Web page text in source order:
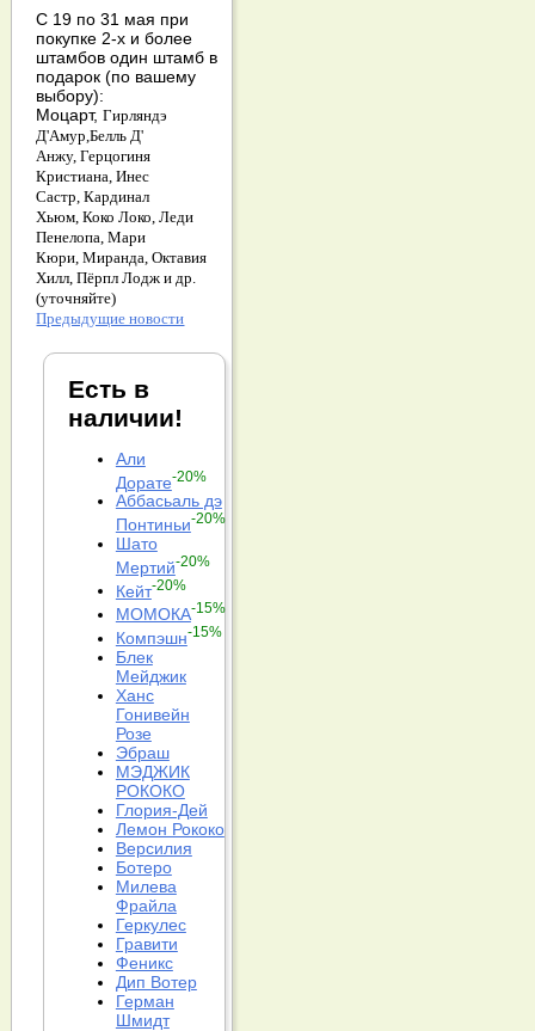
С 19 по 31 мая при
покупке 2-х и более
штамбов один штамб в
подарок (по вашему
выбору):
Моцарт,Гирляндэ
Д'Амур,Белль Д'
Анжу,Герцогиня
Кристиана,Инес
Састр,Кардинал
Хьюм,Коко Локо,Леди
Пенелопа,Мари
Кюри,Миранда,Октавия
Хилл,Пёрпл Лодж и др.
(уточняйте)
Предыдущие новости
Есть в
наличии!
Али
Дорате-20%
Аббасьаль дэ
Понтиньи-20%
Шато
Мертий-20%
Кейт-20%
МОМОКА-15%
Компэшн-15%
Блек
Мейджик
Ханс
Гонивейн
Розе
Эбраш
МЭДЖИК
РОКОКО
Глория-Дей
Лемон Рококо
Версилия
Ботеро
Милева
Фрайла
Геркулес
Гравити
Феникс
Дип Вотер
Герман
Шмидт